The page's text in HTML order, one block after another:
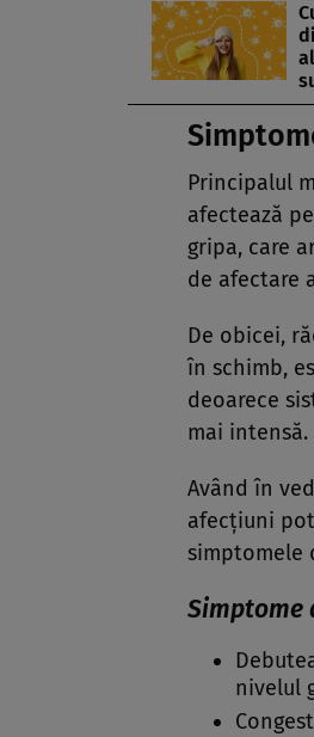
Principalul
afectează
gripa, care
de afectare
De obicei,
în schimb,
deoarece
mai intensă.
Având în
afecțiuni
simptomele
Simptome
nivelul